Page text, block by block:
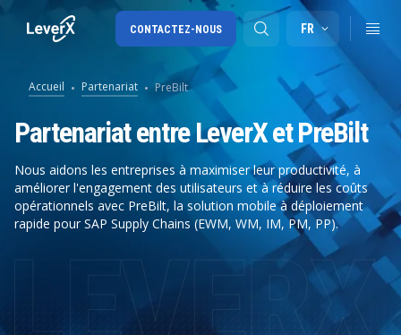
SAP S/4HANA migration
Digital Supply Chain
FR
CONTACTEZ-NOUS
Accueil Partenariat PreBilt
Partenariat entre LeverX et PreBilt
Nous aidons les entreprises à maximiser leur productivité, à
améliorer l'engagement des utilisateurs et à réduire les coûts
opérationnels avec PreBilt, la solution mobile à déploiement
rapide pour SAP Supply Chains (EWM, WM, IM, PM, PP).